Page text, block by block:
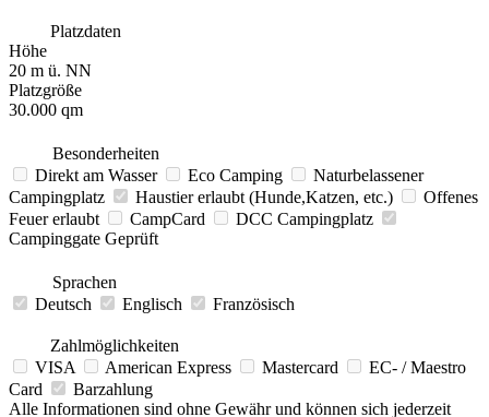
Platzdaten
Höhe
20 m ü. NN
Platzgröße
30.000 qm
Besonderheiten
Direkt am Wasser
Eco Camping
Naturbelassener
Campingplatz
Haustier erlaubt (Hunde,Katzen, etc.)
Offenes
Feuer erlaubt
CampCard
DCC Campingplatz
Campinggate Geprüft
Sprachen
Deutsch
Englisch Französisch
Zahlmöglichkeiten
VISA
American Express Mastercard
EC- / Maestro
Card
Barzahlung
Alle Informationen sind ohne Gewähr und können sich jederzeit